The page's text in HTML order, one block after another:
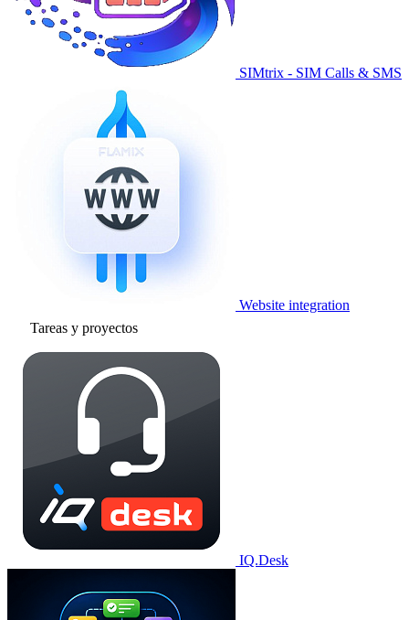
SIMtrix - SIM Calls & SMS
Website integration
Tareas y proyectos
IQ.Desk